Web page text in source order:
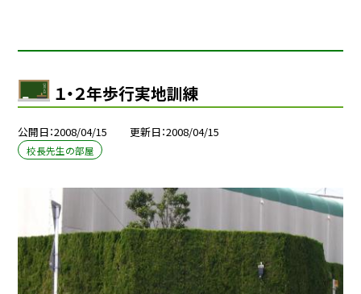
１・２年歩行実地訓練
公開日 2008/04/15 更新日 2008/04/15
校長先生の部屋